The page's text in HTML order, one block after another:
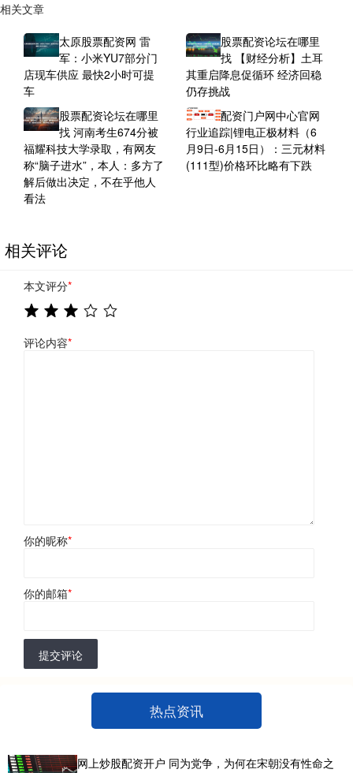
相关文章
太原股票配资网 雷
军：小米YU7部分门
店现车供应 最快2小时可提
车
股票配资论坛在哪里
找 【财经分析】土耳
其重启降息促循环 经济回稳
仍存挑战
股票配资论坛在哪里
找 河南考生674分被
福耀科技大学录取，有网友
称“脑子进水”，本人：多方了
解后做出决定，不在乎他人
看法
配资门户网中心官网
行业追踪|锂电正极材料（6
月9日-6月15日）：三元材料
(111型)价格环比略有下跌
相关评论
本文评分*
评论内容*
你的昵称*
你的邮箱*
提交评论
热点资讯
网上炒股配资开户 同为党争，为何在宋朝没有性命之